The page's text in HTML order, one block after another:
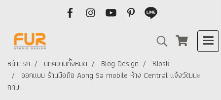
หน้าแรก บทความทั้งหมด Blog Design
Kiosk
ออกแบบ ร้านมือถือ Aong Sa mobile ห้าง Central แจ้งวัฒนะ
กทม.